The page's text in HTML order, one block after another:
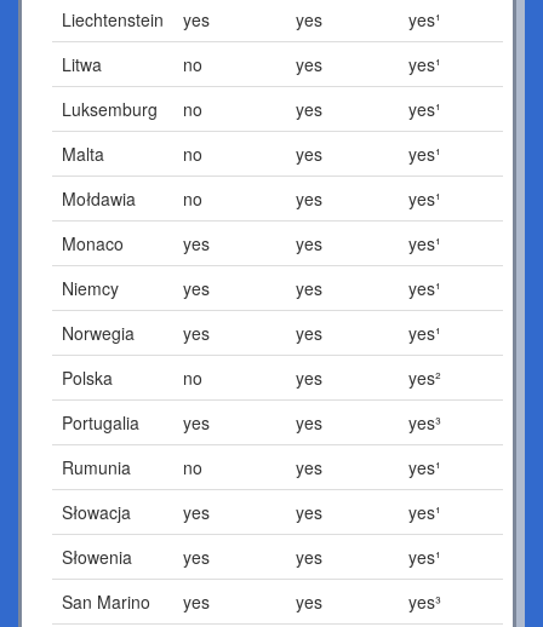
Liechtenstein
yes yes
yes¹
Litwa
no yes
yes¹
Luksemburg
no yes
yes¹
Malta
no yes
yes¹
Mołdawia
no yes
yes¹
Monaco
yes yes
yes¹
Niemcy
yes yes
yes¹
Norwegia
yes yes
yes¹
Polska
no yes
yes²
Portugalia
yes yes
yes³
Rumunia
no yes
yes¹
Słowacja
yes yes
yes¹
Słowenia
yes yes
yes¹
San Marino
yes yes
yes³